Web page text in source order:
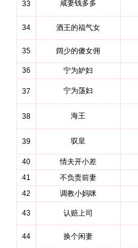
33 咸妻钱多多
34 酒王的福气女
35 阔少的傻女佣
36 宁为妒妇
37 宁为荡妇
38 海王
39 驭皇
40 情夫开小差
41
不负责前妻
42
调教小妈咪
43 认赔上司
44 换个闲妻